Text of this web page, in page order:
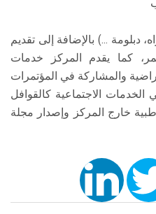
دبلومة ...) بالإضافة إلى تقديم
كما يقدم المركز خدمات
والمشاركة في المؤتمرات
الخدمات الاجتماعية كالقوافل
خارج المركز وإصدار مجلة